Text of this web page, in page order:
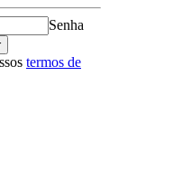
Senha
termos de